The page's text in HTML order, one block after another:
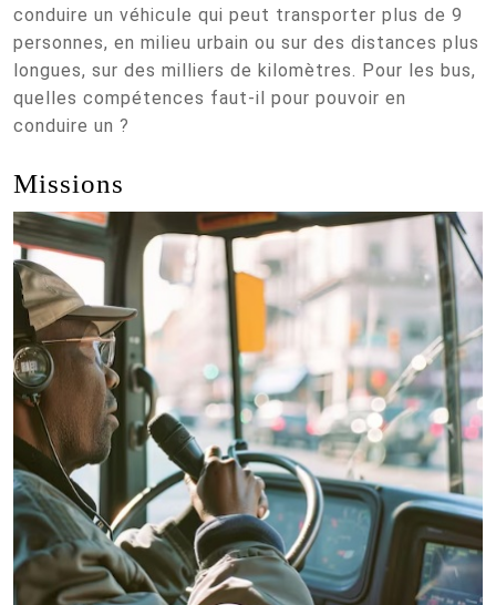
conduire un véhicule qui peut transporter plus de 9
personnes, en milieu urbain ou sur des distances plus
longues, sur des milliers de kilomètres. Pour les bus,
quelles compétences faut-il pour pouvoir en
conduire un ?
Missions